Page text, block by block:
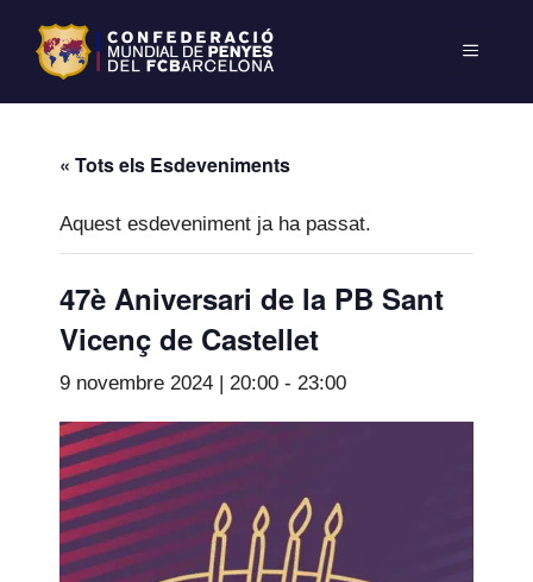
« Tots els Esdeveniments
Aquest esdeveniment ja ha passat.
47è Aniversari de la PB Sant
Vicenç de Castellet
9 novembre 2024 | 20:00 - 23:00